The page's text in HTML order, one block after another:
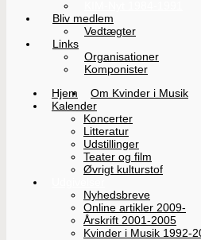
Bliv medlem
Vedtægter
Links
Organisationer
Komponister
Hjem
Om Kvinder i Musik
Kalender
Koncerter
Litteratur
Udstillinger
Teater og film
Øvrigt kulturstof
Nyhedsbreve
Online artikler 2009-
Årskrift 2001-2005
Kvinder i Musik 1992-